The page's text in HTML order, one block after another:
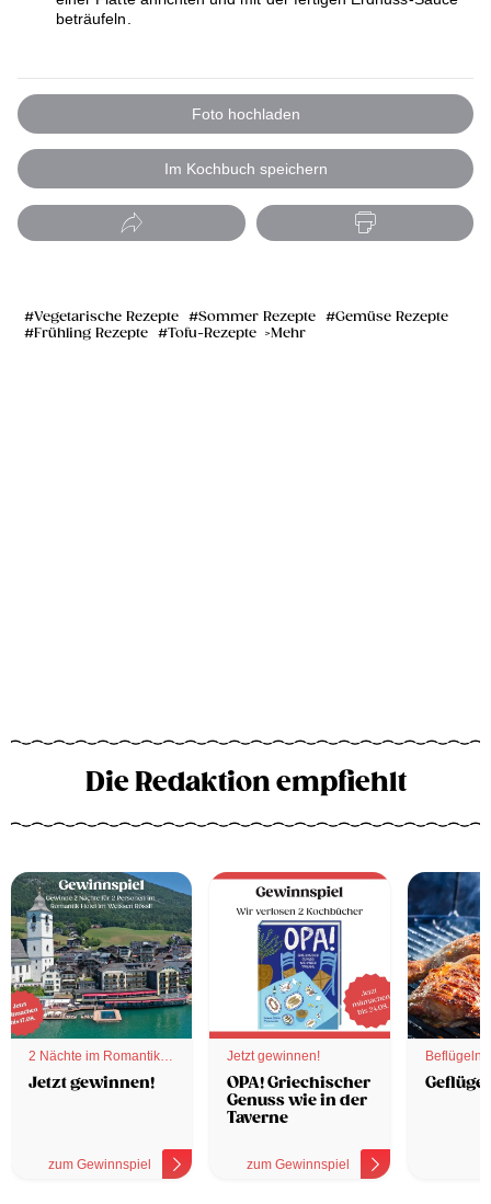
beträufeln.
Foto hochladen
Im Kochbuch speichern
Vegetarische Rezepte Sommer Rezepte
Gemüse Rezepte
Frühling Rezepte
Tofu-Rezepte Mehr
Die Redaktion empfiehlt
2 Nächte im Romantik
Hotel
Jetzt gewinnen!
zum Gewinnspiel
Jetzt gewinnen!
OPA! Griechischer
Genuss wie in der
Taverne
zum Gewinnspiel